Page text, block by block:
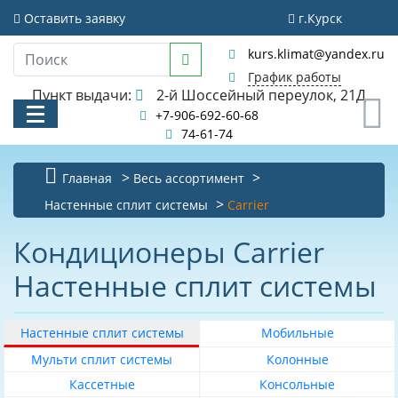
Оставить заявку г.Курск
kurs.klimat@yandex.ru
График работы
Пункт выдачи: 2-й Шоссейный переулок, 21Д
+7-906-692-60-68
74-61-74
КАТАЛОГ
АКЦИИ И РАСПРОДАЖИ
УСЛУГИ
БИБЛИОТЕКА
НОВОСТИ
КОНТАКТЫ
Главная
Весь ассортимент
Настенные сплит системы
Carrier
Кондиционеры Carrier
Настенные сплит системы
Настенные сплит системы
Мобильные
Мульти сплит системы
Колонные
Кассетные
Консольные
Фильтр
Очистить фильтр
Стоимость
Рекомендуемая
помещения
0
20
25
30
35